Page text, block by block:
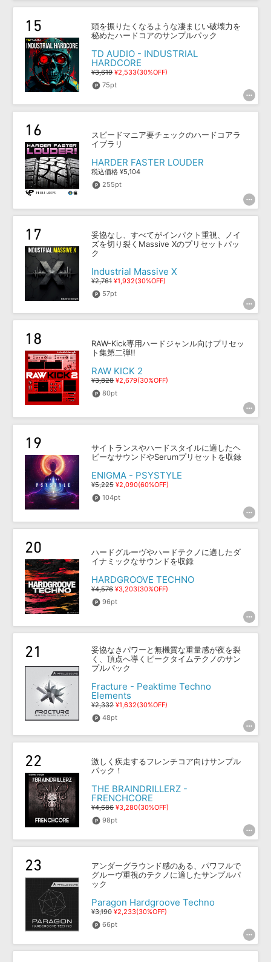
頭を振りたくなるような凄まじい破壊力を
秘めたハードコアのサンプルパック
TD AUDIO - INDUSTRIAL
HARDCORE
¥3,619 ¥2,533(30%OFF)
75pt
スピードマニア要チェックのハードコアラ
イブラリ
HARDER FASTER LOUDER
税込価格 ¥5,104
255pt
妥協なし、すべてがインパクト重視、ノイ
ズを切り裂くMassive Xのプリセットパッ
ク
Industrial Massive X
¥2,761 ¥1,932(30%OFF)
57pt
RAW-Kick専用ハードジャンル向けプリセッ
ト集第二弾!!
RAW KICK 2
¥3,828 ¥2,679(30%OFF)
80pt
サイトランスやハードスタイルに適したヘ
ビーなサウンドやSerumプリセットを収録
ENIGMA - PSYSTYLE
¥5,225 ¥2,090(60%OFF)
104pt
ハードグルーヴやハードテクノに適したダ
イナミックなサウンドを収録
HARDGROOVE TECHNO
¥4,576 ¥3,203(30%OFF)
96pt
妥協なきパワーと無機質な重量感が夜を裂
く、頂点へ導くピークタイムテクノのサン
プルパック
Fracture - Peaktime Techno
Elements
¥2,332 ¥1,632(30%OFF)
48pt
激しく疾走するフレンチコア向けサンプル
パック！
THE BRAINDRILLERZ -
FRENCHCORE
¥4,686 ¥3,280(30%OFF)
98pt
アンダーグラウンド感のある、パワフルで
グルーヴ重視のテクノに適したサンプルパ
ック
Paragon Hardgroove Techno
¥3,190 ¥2,233(30%OFF)
66pt